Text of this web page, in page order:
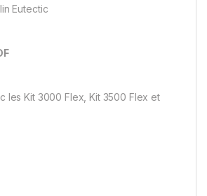
Eutectic
les Kit 3000 Flex, Kit 3500 Flex et